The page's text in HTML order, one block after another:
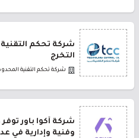
شركة تحكم
التخرج
شركة تحكم التقنية
شركة أكوا باور
وفنية وإدارية في